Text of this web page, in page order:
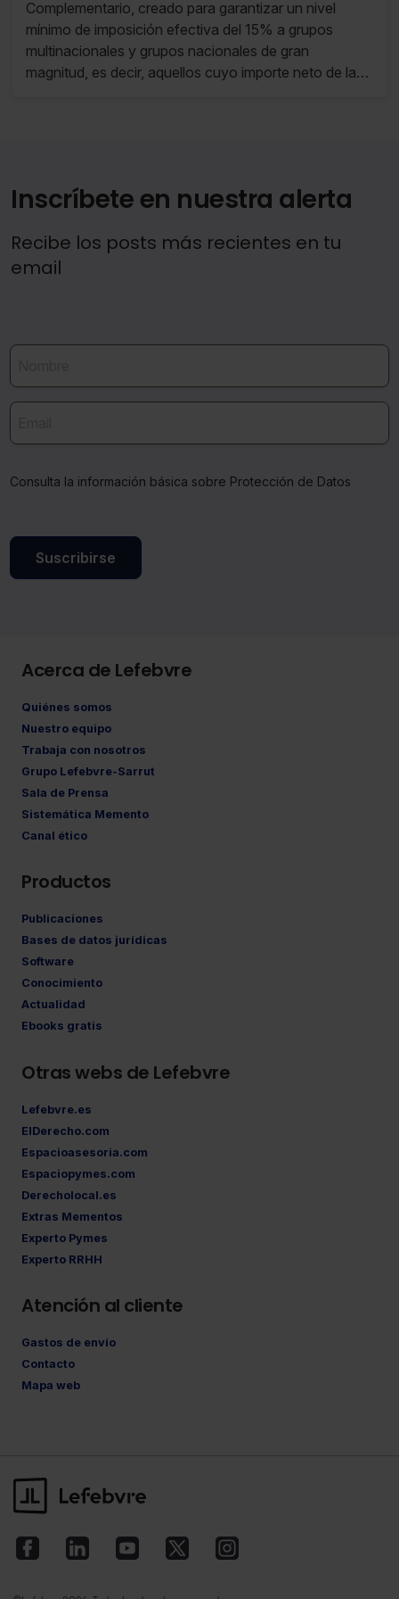
Complementario, creado para garantizar un nivel
mínimo de imposición efectiva del 15% a grupos
multinacionales y grupos nacionales de gran
magnitud, es decir, aquellos cuyo importe neto de la
Inscríbete en nuestra alerta
Recibe los posts más recientes en tu
email
Consulta la información básica sobre Protección de Datos
Suscribirse
Acerca de Lefebvre
Quiénes somos
Nuestro equipo
Trabaja con nosotros
Grupo Lefebvre-Sarrut
Sala de Prensa
Sistemática Memento
Canal ético
Productos
Publicaciones
Bases de datos jurídicas
Software
Conocimiento
Actualidad
Ebooks gratis
Otras webs de Lefebvre
Lefebvre.es
ElDerecho.com
Espacioasesoria.com
Espaciopymes.com
Derecholocal.es
Extras Mementos
Experto Pymes
Experto RRHH
Atención al cliente
Gastos de envío
Contacto
Mapa web